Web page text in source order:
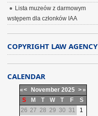
Lista muzeów z darmowym
wstępem dla członków IAA
COPYRIGHT LAW AGENCY
CALENDAR
«< November 2025 >»
S
M T W T F
S
26 27 28 29 30 31
1